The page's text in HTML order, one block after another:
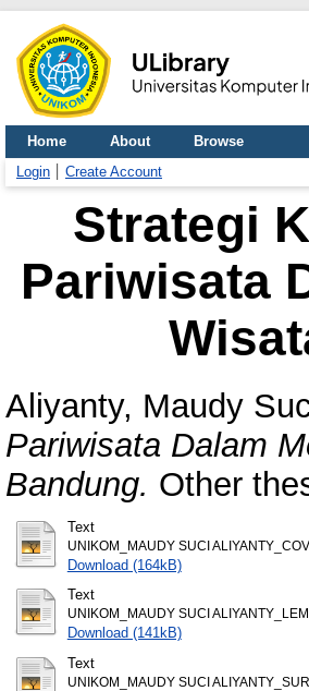
Home About
Browse
Login
Create Account
Strategi
Pariwisata
Aliyanty, Maudy
Pariwisata Dalam
Bandung. Other
Text
UNIKOM_MAUDY SUCI
Download (164kB)
Text
UNIKOM_MAUDY SUCI
Download (141kB)
Text
UNIKOM_MAUDY SUCI